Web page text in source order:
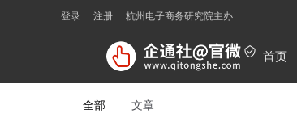
登录 注册 杭州电子商务研究院主办
首页
全部 文章